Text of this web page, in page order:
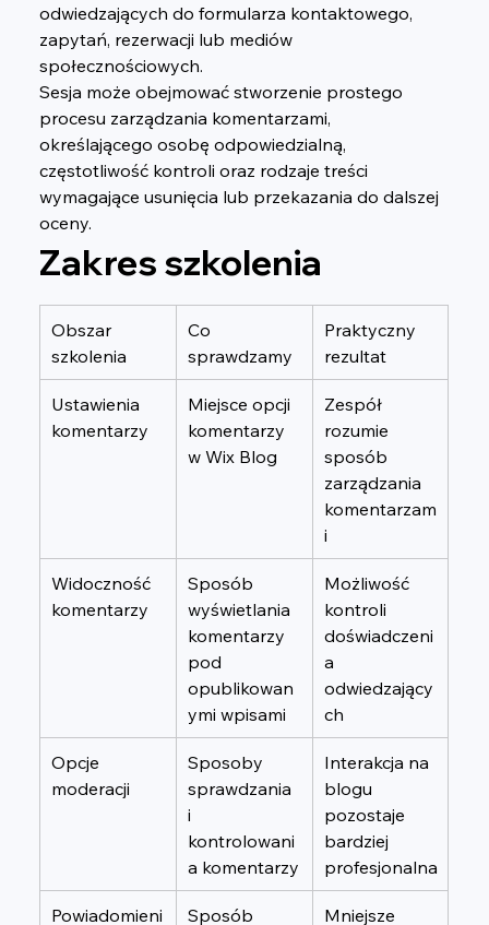
odwiedzających do formularza kontaktowego,
zapytań, rezerwacji lub mediów
społecznościowych.
Sesja może obejmować stworzenie prostego
procesu zarządzania komentarzami,
określającego osobę odpowiedzialną,
częstotliwość kontroli oraz rodzaje treści
wymagające usunięcia lub przekazania do dalszej
oceny.
Zakres szkolenia
Obszar
szkolenia
Co
sprawdzamy
Praktyczny
rezultat
Ustawienia
komentarzy
Miejsce opcji
komentarzy
w Wix Blog
Zespół
rozumie
sposób
zarządzania
komentarzam
i
Widoczność
komentarzy
Sposób
wyświetlania
komentarzy
pod
opublikowan
ymi wpisami
Możliwość
kontroli
doświadczeni
a
odwiedzający
ch
Opcje
moderacji
Sposoby
sprawdzania
i
kontrolowani
a komentarzy
Interakcja na
blogu
pozostaje
bardziej
profesjonalna
Powiadomieni Sposób Mniejsze